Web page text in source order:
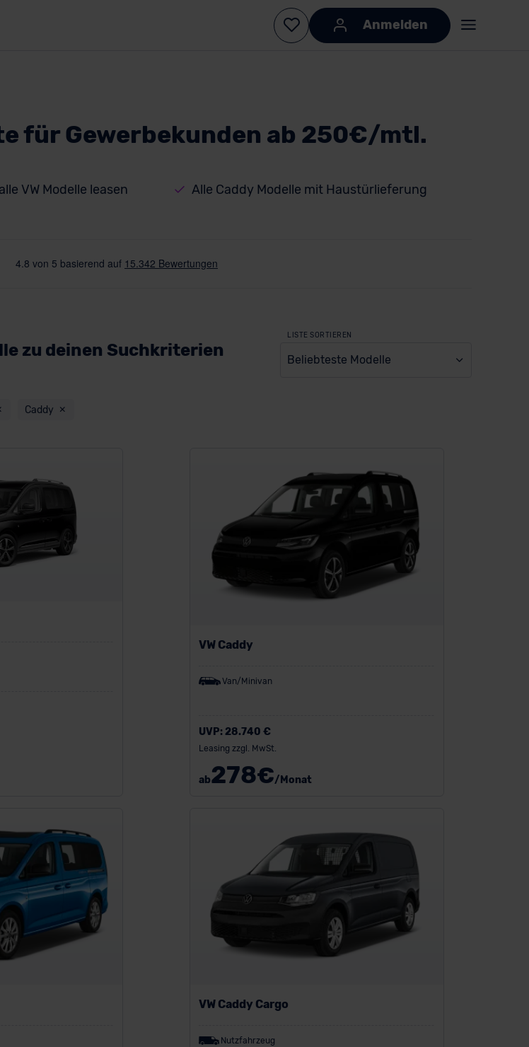
Anmelden
für Gewerbekunden ab 250€/mtl.
VW Modelle leasen Alle Caddy Modelle mit Haustürlieferung
zu deinen Suchkriterien
LISTE SORTIEREN
Beliebteste Modelle
Caddy
VW Caddy
Van/Minivan
UVP:28.740 €
Leasing zzgl. MwSt.
ab278€/Monat
VW Caddy Cargo
Nutzfahrzeug